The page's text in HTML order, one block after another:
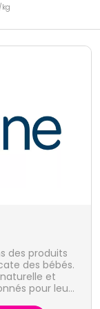
des produits
des bébés.
et
pour leur